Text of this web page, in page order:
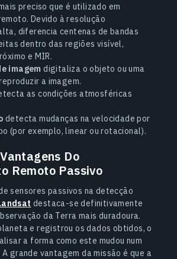
preciso que é utilizado em
Devido à resolução
diferencia centenas de bandas
dentro das regiões visível,
e MIR.
imagem digitaliza o objeto ou uma
a imagem.
as condições atmosféricas
detecta mudanças na velocidade por
(por exemplo, linear ou rotacional).
Do
Remoto Passivo
sensores passivos na detecção
destaca-se definitivamente
da Terra mais duradoura.
e registrou os dados obtidos, o
a forma como este mudou num
grande vantagem da missão é que a